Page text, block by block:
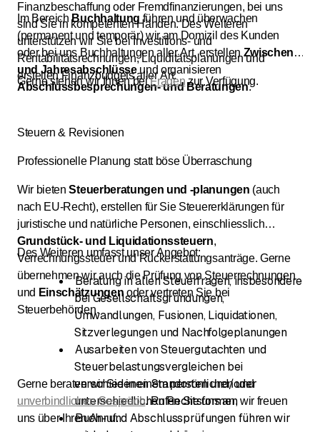
Finanzbeschaffung oder Fremdfinanzierungen, bei uns
sind Sie in kompetenten Händen. Des Weiteren
unterstützen wir Sie bei Investitions- und
Rentabilitätsrechnungen, Liquiditätsplanungen und
erstellen Finanzbudgets aller Art.
Im BereichBuchhaltung führen und überwachen
(permanent und temporär) wir am Domizil des Kunden
oder bei uns Buchhaltungen aller Art, erstellen Zwischen-
und Jahresabschlüsseund organisieren
Abschlussbesprechungen- und Beratungen.
Gerne stehen wir Ihnen beiFragenzur Verfügung.
Steuern & Revisionen
Professionelle Planung statt böse Überraschung
Wir bietenSteuerberatungen und -planungen (auch
nach EU-Recht), erstellen für Sie Steuererklärungen für
juristische und natürliche Personen, einschliesslich
Grundstück- und Liquidationssteuern,
Verrechnungssteuer und Rückerstattungsanträge. Gerne
übernehmen wir auch die Prüfung von Steuerrechnungen
und Einschätzungenoder vertreten Sie bei
Steuerbehörden.
Des Weiteren umfasst unser Angebot:
Beratung in allen Steuerfragen, insbesondere
bei Gesellschaftsgründungen,
Umwandlungen, Fusionen, Liquidationen,
Sitzverlegungen und Nachfolgeplanungen
Ausarbeiten von Steuergutachten und
Steuerbelastungsvergleichen bei
verschiedenen Standorten und/oder
unterschiedlichen Rechtsformen
Buch- und Abschlussprüfungen führen wir
Gerne beraten wir Sie in einem persönlichen und
unverbindlichen Gespräch. Rufen Sie uns an, wir freuen
uns über Ihren Anruf.